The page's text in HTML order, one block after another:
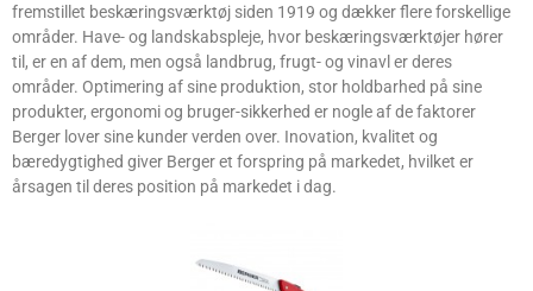
fremstillet beskæringsværktøj siden 1919 og dækker flere forskellige
områder. Have- og landskabspleje, hvor beskæringsværktøjer hører
til, er en af dem, men også landbrug, frugt- og vinavl er deres
områder. Optimering af sine produktion, stor holdbarhed på sine
produkter, ergonomi og bruger-sikkerhed er nogle af de faktorer
Berger lover sine kunder verden over. Inovation, kvalitet og
bæredygtighed giver Berger et forspring på markedet, hvilket er
årsagen til deres position på markedet i dag.